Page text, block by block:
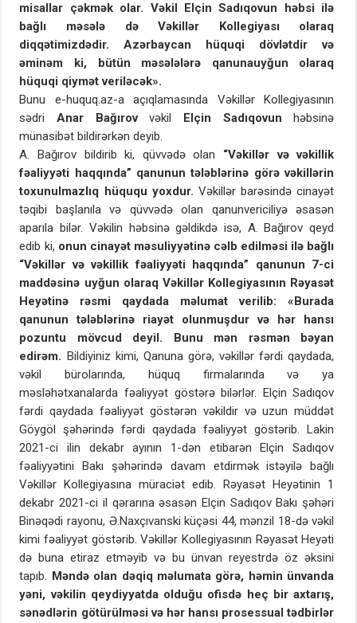
misallar çəkmək olar. Vəkil Elçin Sadıqovun həbsi ilə
bağlı məsələ də Vəkillər Kollegiyası olaraq
diqqətimizdədir. Azərbaycan hüquqi dövlətdir və
əminəm ki, bütün məsələlərə qanunauyğun olaraq
hüquqi qiymət veriləcək».
Bunu e-huquq.az-a açıqlamasında Vəkillər Kollegiyasının
sədriAnar Bağırov vəkil Elçin Sadıqovun
həbsinə
münasibət bildirərkən deyib.
A. Bağırov bildirib ki, qüvvədə olan “Vəkillər və vəkillik
fəaliyyəti haqqında” qanunun tələblərinə görə vəkillərin
toxunulmazlıq hüququ yoxdur. Vəkillər barəsində cinayət
təqibi başlanıla və qüvvədə olan qanunvericiliyə əsasən
aparıla bilər. Vəkilin həbsinə gəldikdə isə, A. Bağırov qeyd
edib ki, onun cinayət məsuliyyətinə cəlb edilməsi ilə bağlı
“Vəkillər və vəkillik fəaliyyəti haqqında” qanunun 7-ci
maddəsinə uyğun olaraq Vəkillər Kollegiyasının Rəyasət
Heyətinə rəsmi qaydada məlumat verilib: «Burada
qanunun tələblərinə riayət olunmuşdur və hər hansı
pozuntu mövcud deyil. Bunu mən rəsmən bəyan
edirəm. Bildiyiniz kimi, Qanuna görə, vəkillər fərdi qaydada,
vəkil bürolarında, hüquq firmalarında və ya
məsləhətxanalarda fəaliyyət göstərə bilərlər. Elçin Sadıqov
fərdi qaydada fəaliyyət göstərən vəkildir və uzun müddət
Göygöl şəhərində fərdi qaydada fəaliyyət göstərib. Lakin
2021-ci ilin dekabr ayının 1-dən etibarən Elçin Sadıqov
fəaliyyətini Bakı şəhərində davam etdirmək istəyilə bağlı
Vəkillər Kollegiyasına müraciət edib. Rəyasət Heyətinin 1
dekabr 2021-ci il qərarına əsasən Elçin Sadıqov Bakı şəhəri
Binəqədi rayonu, Ə.Naxçıvanski küçəsi 44, mənzil 18-də vəkil
kimi fəaliyyət göstərib. Vəkillər Kollegiyasının Rəyasət Heyəti
də buna etiraz etməyib və bu ünvan reyestrdə öz əksini
tapıb. Məndə olan dəqiq məlumata görə, həmin ünvanda
yəni, vəkilin qeydiyyatda olduğu ofisdə heç bir axtarış,
sənədlərin götürülməsi və hər hansı prosessual tədbirlər